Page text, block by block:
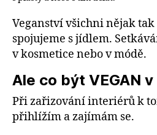
Veganství všichni nějak
spojujeme s jídlem.
v kosmetice nebo v módě.
Ale co být VEGAN
Při zařizování interiérů k
přihlížím a zajímám se.